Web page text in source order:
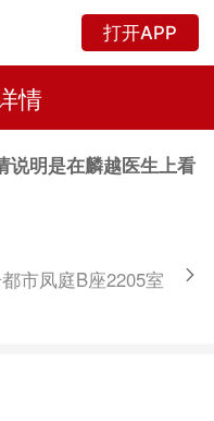
打开APP
情
说明是在麟越医生上看
市凤庭B座2205室